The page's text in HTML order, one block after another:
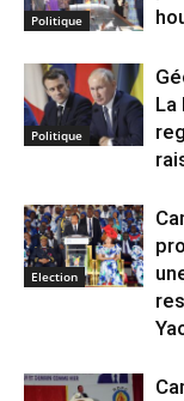
Politique
Politique
La
Election